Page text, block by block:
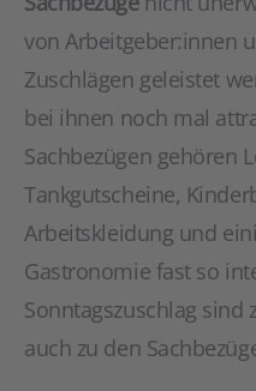
von Arbeitgeber:innen
Zuschlägen geleistet
bei ihnen noch mal
Sachbezügen gehören
Tankgutscheine,
Arbeitskleidung und
Gastronomie fast so
Sonntagszuschlag sind
auch zu den